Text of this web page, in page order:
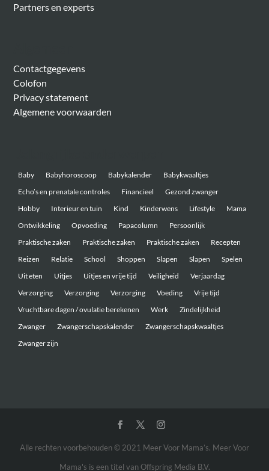
Partners en experts
Contactgegevens
Colofon
Privacy statement
Algemene voorwaarden
Baby Babyhoroscoop Babykalender
Babykwaaltjes
Echo’s en prenatale controles
Financieel
Gezond zwanger
Hobby
Interieur en tuin Kind Kinderwens Lifestyle
Mama
Ontwikkeling
Opvoeding Papacolumn
Persoonlijk
Praktische zaken
Praktische zaken Praktische zaken
Recepten
Reizen
Relatie School Shoppen Slapen Slapen
Spelen
Uit eten
Uitjes Uitjes en vrije tijd Veiligheid
Verjaardag
Verzorging
Verzorging Verzorging Voeding
Vrije tijd
Vruchtbare dagen / ovulatie berekenen
Werk
Zindelijkheid
Zwanger
Zwangerschapskalender
Zwangerschapskwaaltjes
Zwanger zijn
Alle rechten voorbehouden © 2021 Meer Voor Mama’s. Meer Voor
Mama's is een titel van Offspring Media B.V.